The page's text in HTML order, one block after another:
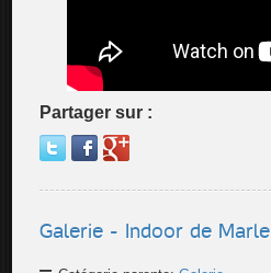
Partager sur :
Galerie - Indoor de Marle